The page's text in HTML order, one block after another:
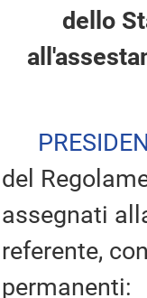
dello
del
assegnati
referente,
permanenti: